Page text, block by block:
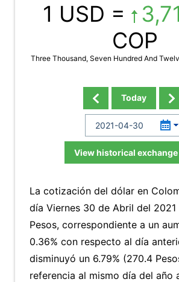
1 USD =
COP
Three Thousand, Seven Hundred And
Today
View historical
La cotización del dólar en
día Viernes 30 de Abril del 2021
Pesos, correspondiente a un
0.36% con respecto al día
disminuyó un 6.79% (270.4
referencia al mismo día del año